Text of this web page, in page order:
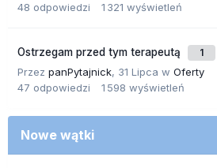
48 odpowiedzi 1 321 wyświetleń
Ostrzegam przed tym terapeutą 1
Przez panPytajnick, 31 Lipca w Oferty
47 odpowiedzi 1 598 wyświetleń
Nowe wątki